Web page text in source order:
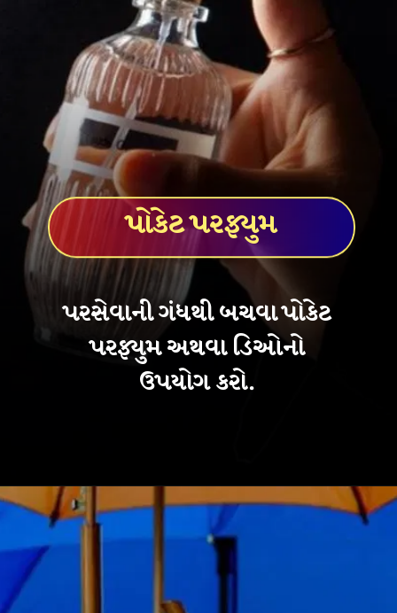
પરસેવાની ગંધથી બચવા પોકેટ
પરફ્યુમ અથવા ડિઓનો
ઉપયોગ કરો.
પોકેટ પરફ્યુમ